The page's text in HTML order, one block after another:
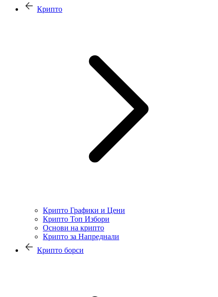
Крипто
Крипто Графики и Цени
Крипто Топ Избори
Основи на крипто
Крипто за Напреднали
Крипто борси